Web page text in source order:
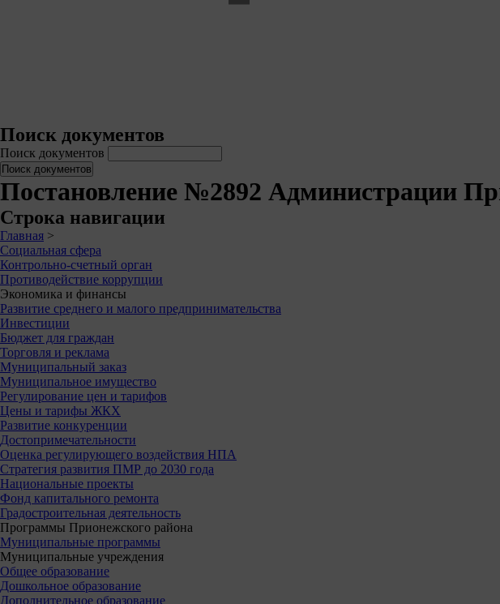
Поиск документов
Поиск документов
Постановление №2892 Администрации
Строка навигации
Главная >
Социальная сфера
Контрольно-счетный орган
Противодействие коррупции
Экономика и финансы
Развитие среднего и малого предпринимательства
Инвестиции
Бюджет для граждан
Торговля и реклама
Муниципальный заказ
Муниципальное имущество
Регулирование цен и тарифов
Цены и тарифы ЖКХ
Развитие конкуренции
Достопримечательности
Оценка регулирующего воздействия НПА
Стратегия развития ПМР до 2030 года
Национальные проекты
Фонд капитального ремонта
Градостроительная деятельность
Программы Прионежского района
Муниципальные программы
Муниципальные учреждения
Общее образование
Дошкольное образование
Дополнительное образование